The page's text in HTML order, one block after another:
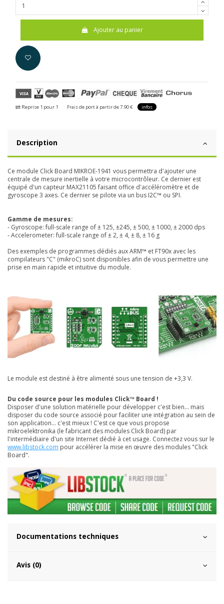
Ajouter au panier
Reprise 1 pour 1 Frais de port à partir de 7.90 € infos
Description
Ce module Click Board MIKROE-1941 vous permettra d'ajouter une
centrale de mesure inertielle à votre microcontrôleur. Ce dernier est
équipé d'un capteur MAX21105 faisant office d'accéléromètre et de
gyroscope 3 axes. Ce dernier se pilote via un bus I2C™ ou SPI.
Gamme de mesures:
- Gyroscope: full-scale range of ± 125, ±245, ± 500, ± 1000, ± 2000 dps
- Accelerometer: full-scale range of ± 2, ± 4, ± 8, ± 16 g
Des exemples de programmes dédiés aux ARM™ et FT90x avec les
compilateurs "C" (mikroC) sont disponibles afin de vous permettre une
prise en main rapide et intuitive du module.
Le module est destiné à être alimenté sous une tension de +3,3 V.
Du code source pour les modules Click™ Board !
Disposer d'une solution matérielle pour développer c'est bien... mais
disposer du code source associé pour faciliter une intégration au sein de
son application... c'est mieux ! C'est ce que vous propose
mikroelektronika (le fabricant des modules Click Board) par
l'intermédiaire d'un site Internet dédié à cet usage. Connectez vous sur le
www.libstock.com pour accélérer la mise en œuvre des modules "Click
Board".
Documentations techniques
Avis (0)